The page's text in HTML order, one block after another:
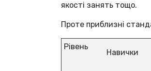
якості занять тощо.
Проте приблизні
Рівень
Навички